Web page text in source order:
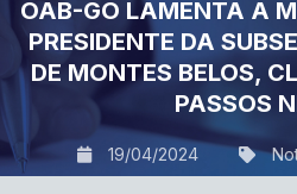
OAB-GO LAMENTA A
PRESIDENTE DA
DE MONTES BELOS,
PASSOS
19/04/2024